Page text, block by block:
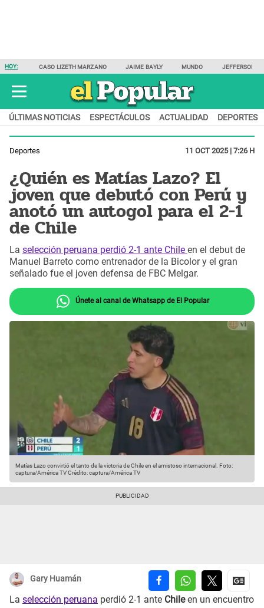
HOY: CASO LIZETH MARZANO JAIME BAYLY MUNDO JEFFERSON
ÚLTIMAS NOTICIAS ESPECTÁCULOS ACTUALIDAD DEPORTES
Deportes 11 OCT 2025 | 7:26 H
¿Quién es Matías Lazo? El
joven que debutó con Perú y
anotó un autogol para el 2-1
de Chile
La selección peruana perdió 2-1 ante Chile en el debut de
Manuel Barreto como entrenador de la Bicolor y el gran
señalado fue el joven defensa de FBC Melgar.
Únete al canal de Whatsapp de El Popular
Matías Lazo convirtió el tanto de la victoria de Chile en el amistoso internacional. Foto:
captura/América TVCrédito: captura/América TV
Gary Huamán
La selección peruana perdió 2-1 ante Chileen un encuentro